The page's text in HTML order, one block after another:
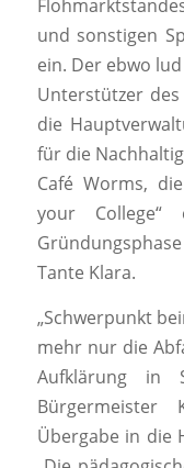
und sonstigen
ein. Der ebwo
Unterstützer
die
für die
Café Worms,
your
Tante Klara.
„Schwerpunkt
mehr nur die
Aufklärung in
Bürgermeister
Übergabe in die